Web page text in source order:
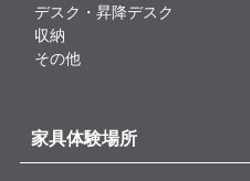
デスク・昇降デスク
収納
その他
家具体験場所